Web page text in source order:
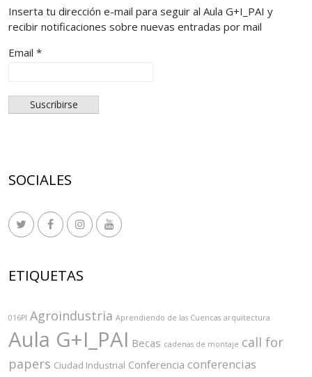
Inserta tu dirección e-mail para seguir al Aula G+I_PAI y
recibir notificaciones sobre nuevas entradas por mail
Email *
SOCIALES
ETIQUETAS
016PI Agroindustria Aprendiendo de las Cuencas arquitectura
Aula G+I_PAI Becas cadenas de montaje call for
papers Ciudad Industrial Conferencia conferencias